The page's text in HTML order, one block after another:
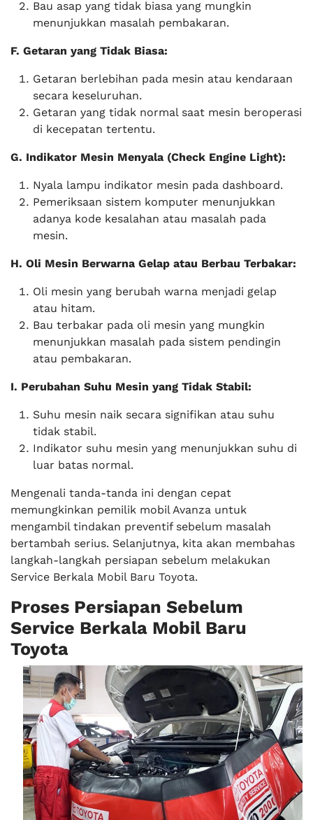
Bau asap yang tidak biasa yang mungkin
menunjukkan masalah pembakaran.
F. Getaran yang Tidak Biasa:
Getaran berlebihan pada mesin atau kendaraan
secara keseluruhan.
Getaran yang tidak normal saat mesin beroperasi
di kecepatan tertentu.
G. Indikator Mesin Menyala (Check Engine Light):
Nyala lampu indikator mesin pada dashboard.
Pemeriksaan sistem komputer menunjukkan
adanya kode kesalahan atau masalah pada
mesin.
H. Oli Mesin Berwarna Gelap atau Berbau Terbakar:
Oli mesin yang berubah warna menjadi gelap
atau hitam.
Bau terbakar pada oli mesin yang mungkin
menunjukkan masalah pada sistem pendingin
atau pembakaran.
I. Perubahan Suhu Mesin yang Tidak Stabil:
Suhu mesin naik secara signifikan atau suhu
tidak stabil.
Indikator suhu mesin yang menunjukkan suhu di
luar batas normal.
Mengenali tanda-tanda ini dengan cepat
memungkinkan pemilik mobil Avanza untuk
mengambil tindakan preventif sebelum masalah
bertambah serius. Selanjutnya, kita akan membahas
langkah-langkah persiapan sebelum melakukan
Service Berkala Mobil Baru Toyota.
Proses Persiapan Sebelum
Service Berkala Mobil Baru
Toyota